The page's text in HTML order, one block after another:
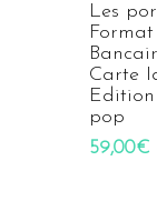
Les
Carte
pop
59,00€